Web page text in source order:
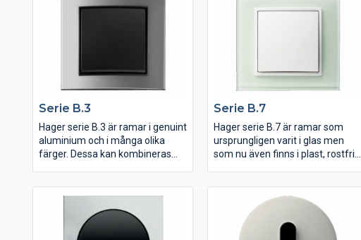
Se­rie B.3
Hager serie B.3 är ramar i genuint
aluminium och i många olika
färger. Dessa kan kombineras
ramar i svart, brun, guld och röd
anodiserad aluminium.
Se­rie B.7
Hager serie B.7 är ramar som
ursprungligen varit i glas men
som nu även finns i plast, rostfritt
vippor/centrumbrickor i ett flertal
olika färger.